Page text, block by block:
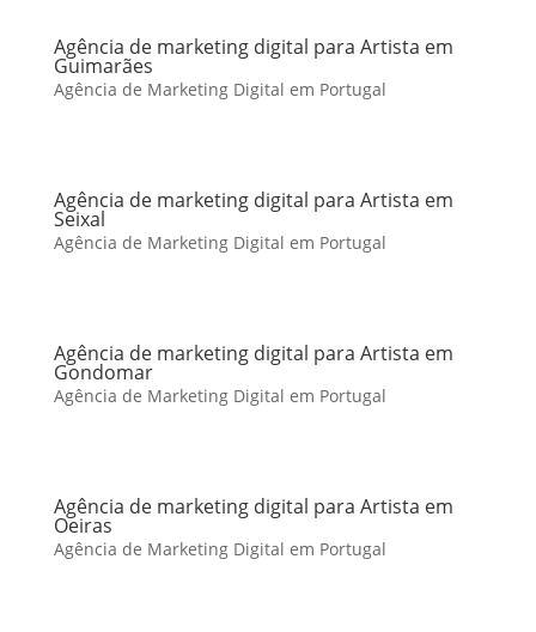
Agência de marketing digital para Artista em
Guimarães
Agência de Marketing Digital em Portugal
Agência de marketing digital para Artista em
Seixal
Agência de Marketing Digital em Portugal
Agência de marketing digital para Artista em
Gondomar
Agência de Marketing Digital em Portugal
Agência de marketing digital para Artista em
Oeiras
Agência de Marketing Digital em Portugal